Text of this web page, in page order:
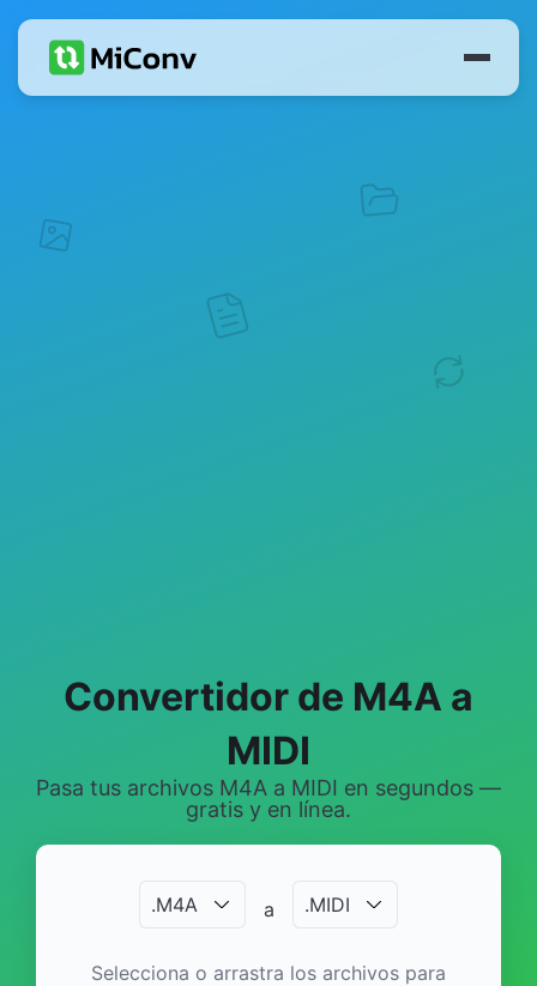
Convertidor de M4A a
MIDI
Pasa tus archivos M4A a MIDI en segundos —
gratis y en línea.
.M4A a .MIDI
Selecciona o arrastra los archivos para